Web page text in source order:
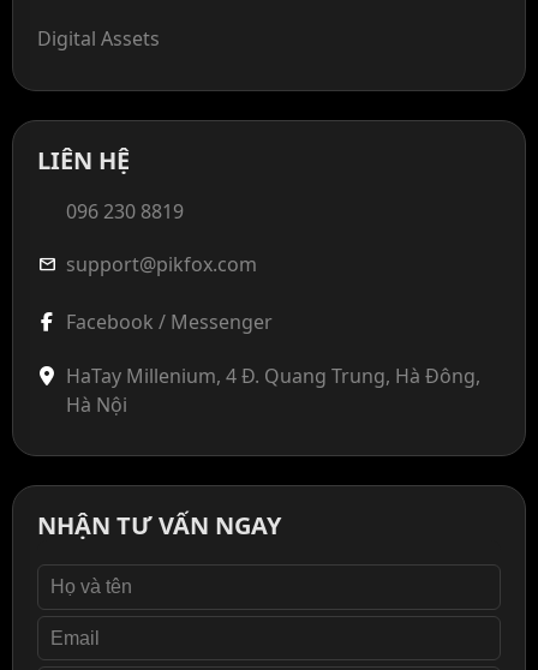
Digital Assets
LIÊN HỆ
096 230 8819
mail support@pikfox.com
Facebook / Messenger
HaTay Millenium, 4 Đ. Quang Trung, Hà Đông,
Hà Nội
NHẬN TƯ VẤN NGAY